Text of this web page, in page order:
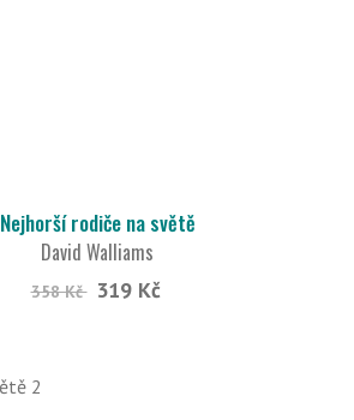
Nejhorší rodiče na světě
David Walliams
358 Kč 319 Kč